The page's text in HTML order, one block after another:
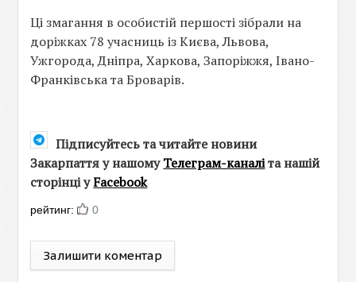
Ці змагання в особистій першості зібрали на
доріжках 78 учасниць із Києва, Львова,
Ужгорода, Дніпра, Харкова, Запоріжжя, Івано-
Франківська та Броварів.
Підписуйтесь та читайте новини
Закарпаття у нашомуТелеграм-каналіта нашій
сторінці уFacebook
рейтинг: 0
Залишити коментар